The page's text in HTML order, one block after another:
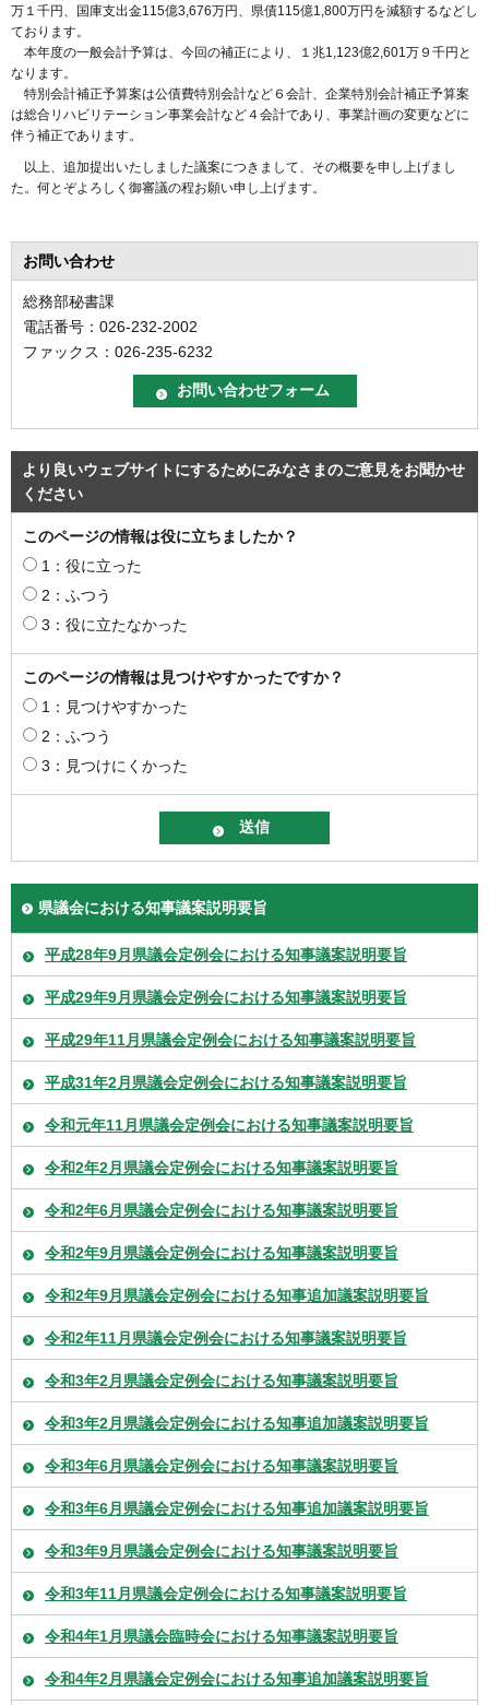
万１千円、国庫支出金115億3,676万円、県債115億1,800万円を減額するなどし
ております。
本年度の一般会計予算は、今回の補正により、１兆1,123億2,601万９千円と
なります。
特別会計補正予算案は公債費特別会計など６会計、企業特別会計補正予算案
は総合リハビリテーション事業会計など４会計であり、事業計画の変更などに
伴う補正であります。
以上、追加提出いたしました議案につきまして、その概要を申し上げまし
た。何とぞよろしく御審議の程お願い申し上げます。
お問い合わせ
総務部秘書課
電話番号：026-232-2002
ファックス：026-235-6232
より良いウェブサイトにするためにみなさまのご意見をお聞かせ
ください
このページの情報は役に立ちましたか？
1：役に立った
2：ふつう
3：役に立たなかった
このページの情報は見つけやすかったですか？
1：見つけやすかった
2：ふつう
3：見つけにくかった
県議会における知事議案説明要旨
平成28年9月県議会定例会における知事議案説明要旨
平成29年9月県議会定例会における知事議案説明要旨
平成29年11月県議会定例会における知事議案説明要旨
平成31年2月県議会定例会における知事議案説明要旨
令和元年11月県議会定例会における知事議案説明要旨
令和2年2月県議会定例会における知事議案説明要旨
令和2年6月県議会定例会における知事議案説明要旨
令和2年9月県議会定例会における知事議案説明要旨
令和2年9月県議会定例会における知事追加議案説明要旨
令和2年11月県議会定例会における知事議案説明要旨
令和3年2月県議会定例会における知事議案説明要旨
令和3年2月県議会定例会における知事追加議案説明要旨
令和3年6月県議会定例会における知事議案説明要旨
令和3年6月県議会定例会における知事追加議案説明要旨
令和3年9月県議会定例会における知事議案説明要旨
令和3年11月県議会定例会における知事議案説明要旨
令和4年1月県議会臨時会における知事議案説明要旨
令和4年2月県議会定例会における知事追加議案説明要旨